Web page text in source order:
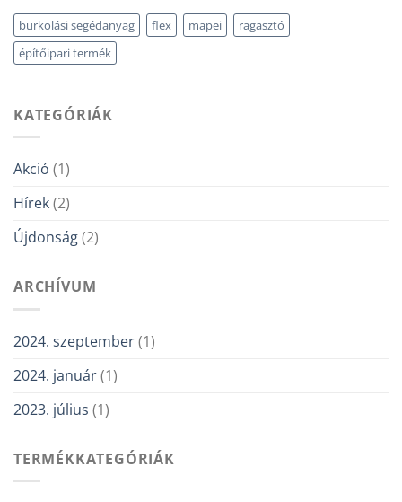
burkolási segédanyag flex mapei
ragasztó
építőipari termék
KATEGÓRIÁK
Akció (1)
Hírek(2)
Újdonság(2)
ARCHÍVUM
2024. szeptember(1)
2024. január(1)
2023. július (1)
TERMÉKKATEGÓRIÁK